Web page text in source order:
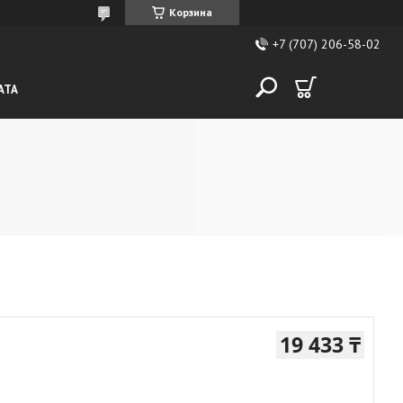
Корзина
+7 (707) 206-58-02
19 433 ₸